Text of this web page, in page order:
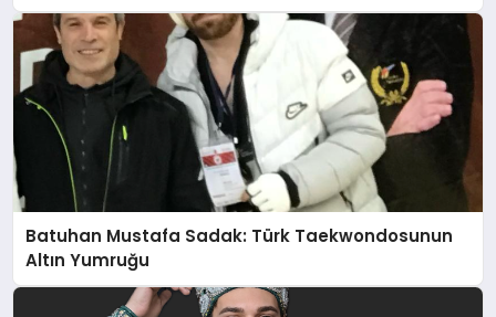
Batuhan Mustafa Sadak: Türk Taekwondosunun
Altın Yumruğu